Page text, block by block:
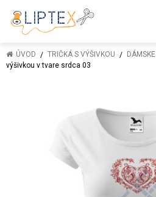
ÚVOD TRIČKÁ S VÝŠIVKOU DÁMSKE
výšivkou v tvare srdca 03